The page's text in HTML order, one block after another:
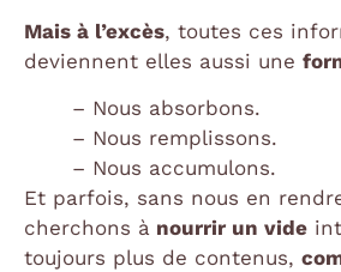
Mais à l’excès, toutes ces
deviennent elles aussi une
– Nous absorbons.
– Nous remplissons.
– Nous accumulons.
Et parfois, sans nous en
cherchons à nourrir un vide
toujours plus de contenus,